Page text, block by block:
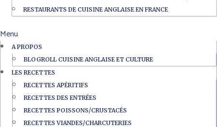
RESTAURANTS DE CUISINE ANGLAISE EN FRANCE
Menu
A PROPOS
BLOGROLL CUISINE ANGLAISE ET CULTURE
LES RECETTES
RECETTES APÉRITIFS
RECETTES DES ENTRÉES
RECETTES POISSONS/CRUSTACÉS
RECETTES VIANDES/CHARCUTERIES